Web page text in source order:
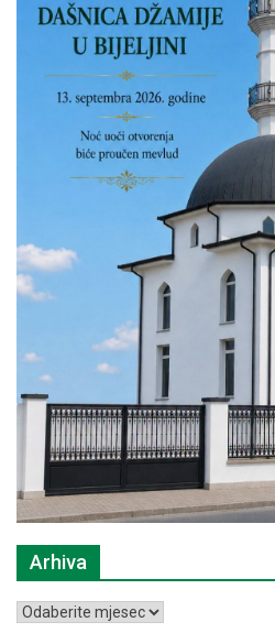
Arhiva
Arhiva